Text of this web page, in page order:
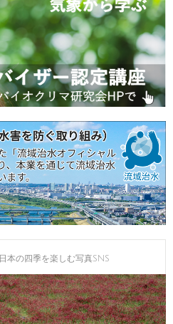
日本の四季を楽しむ写真SNS